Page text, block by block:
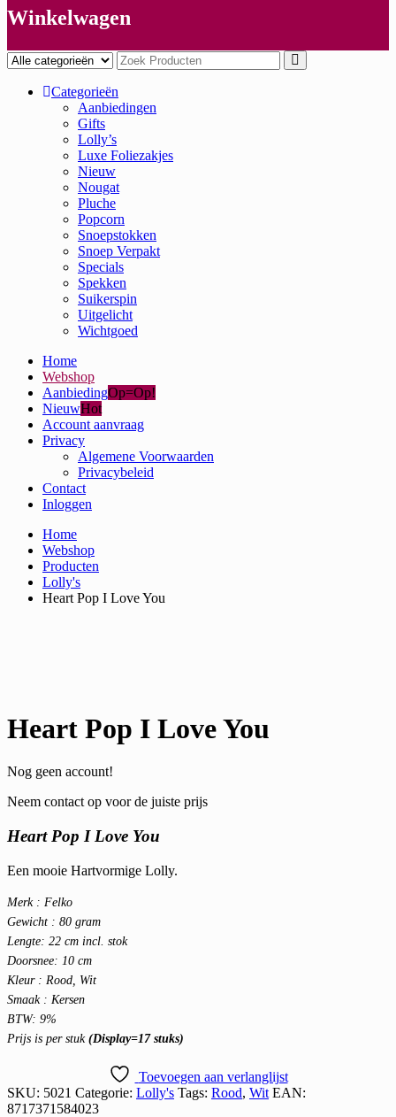
Winkelwagen
Categorieën
Aanbiedingen
Gifts
Lolly’s
Luxe Foliezakjes
Nieuw
Nougat
Pluche
Popcorn
Snoepstokken
Snoep Verpakt
Specials
Spekken
Suikerspin
Uitgelicht
Wichtgoed
Home
Webshop
AanbiedingOp=Op!
NieuwHot
Account aanvraag
Privacy
Algemene Voorwaarden
Privacybeleid
Contact
Inloggen
Home
Webshop
Producten
Lolly's
Heart Pop I Love You
Heart Pop I Love You
Nog geen account!
Neem contact op voor de juiste prijs
Heart Pop I Love You
Een mooie Hartvormige Lolly.
Merk : Felko
Gewicht : 80 gram
Lengte: 22 cm incl. stok
Doorsnee: 10 cm
Kleur : Rood, Wit
Smaak : Kersen
BTW: 9%
Prijs is per stuk (Display=17 stuks)
Toevoegen aan verlanglijst
SKU: 5021 Categorie: Lolly's Tags: Rood, Wit EAN:
8717371584023